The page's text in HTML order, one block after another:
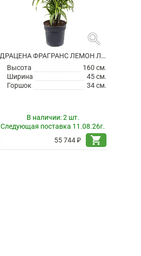
search
ДРАЦЕНА ФРАГРАНС ЛЕМОН ЛАЙМ РАЗВЕТВЛЕННАЯ
Высота
160 см.
Ширина
45 см.
Горшок
34 см.
В наличии:2 шт.
Следующая поставка 11.08.26г.
55 744 ₽
shopping_cart